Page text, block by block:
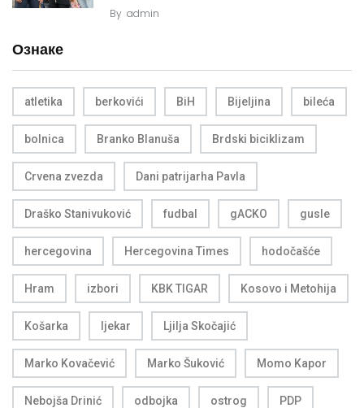
By admin
Ознаке
atletika berkovići BiH Bijeljina bileća
bolnica Branko Blanuša Brdski biciklizam
Crvena zvezda Dani patrijarha Pavla
Draško Stanivuković fudbal gACKO gusle
hercegovina Hercegovina Times hodočašće
Hram izbori KBK TIGAR Kosovo i Metohija
Košarka ljekar Ljilja Skočajić
Marko Kovačević Marko Šuković Momo Kapor
Nebojša Drinić odbojka ostrog PDP